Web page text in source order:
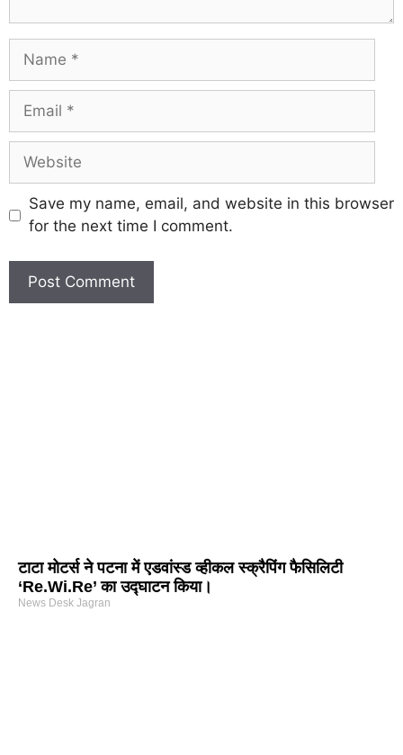
Save my name, email, and website in this browser
for the next time I comment.
टाटा मोटर्स ने पटना में एडवांस्ड व्हीकल स्क्रैपिंग फैसिलिटी
‘Re.Wi.Re’ का उद्घाटन किया।
News Desk Jagran